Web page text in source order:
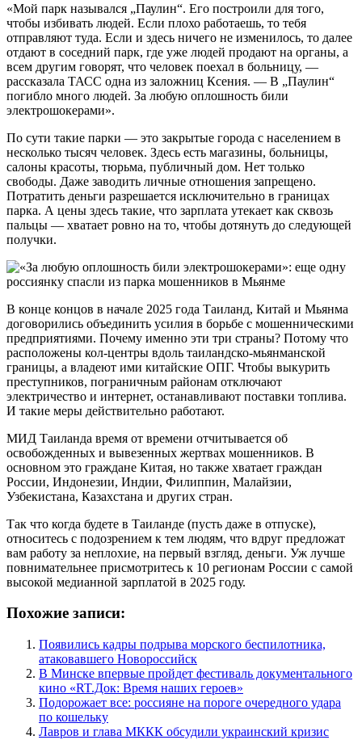
«Мой парк назывался „Паулин“. Его построили для того,
чтобы избивать людей. Если плохо работаешь, то тебя
отправляют туда. Если и здесь ничего не изменилось, то далее
отдают в соседний парк, где уже людей продают на органы, а
всем другим говорят, что человек поехал в больницу, —
рассказала ТАСС одна из заложниц Ксения. — В „Паулин“
погибло много людей. За любую оплошность били
электрошокерами».
По сути такие парки — это закрытые города с населением в
несколько тысяч человек. Здесь есть магазины, больницы,
салоны красоты, тюрьма, публичный дом. Нет только
свободы. Даже заводить личные отношения запрещено.
Потратить деньги разрешается исключительно в границах
парка. А цены здесь такие, что зарплата утекает как сквозь
пальцы — хватает ровно на то, чтобы дотянуть до следующей
получки.
В конце концов в начале 2025 года Таиланд, Китай и Мьянма
договорились объединить усилия в борьбе с мошенническими
предприятиями. Почему именно эти три страны? Потому что
расположены кол-центры вдоль таиландско-мьянманской
границы, а владеют ими китайские ОПГ. Чтобы выкурить
преступников, пограничным районам отключают
электричество и интернет, останавливают поставки топлива.
И такие меры действительно работают.
МИД Таиланда время от времени отчитывается об
освобожденных и вывезенных жертвах мошенников. В
основном это граждане Китая, но также хватает граждан
России, Индонезии, Индии, Филиппин, Малайзии,
Узбекистана, Казахстана и других стран.
Так что когда будете в Таиланде (пусть даже в отпуске),
относитесь с подозрением к тем людям, что вдруг предложат
вам работу за неплохие, на первый взгляд, деньги. Уж лучше
повнимательнее присмотритесь к 10 регионам России с самой
высокой медианной зарплатой в 2025 году.
Похожие записи:
Появились кадры подрыва морского беспилотника,
атаковавшего Новороссийск
В Минске впервые пройдет фестиваль документального
кино «RT.Док: Время наших героев»
Подорожает все: россияне на пороге очередного удара
по кошельку
Лавров и глава МККК обсудили украинский кризис